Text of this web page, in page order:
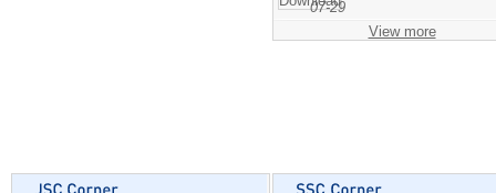
07-29
View more